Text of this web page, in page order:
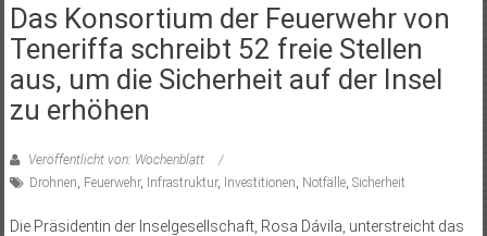
Das Konsortium der Feuerwehr von
Teneriffa schreibt 52 freie Stellen
aus, um die Sicherheit auf der Insel
zu erhöhen
Veröffentlicht von: Wochenblatt
Drohnen Feuerwehr, Infrastruktur, Investitionen Notfälle, Sicherheit
Die Präsidentin der Inselgesellschaft, Rosa Dávila, unterstreicht das